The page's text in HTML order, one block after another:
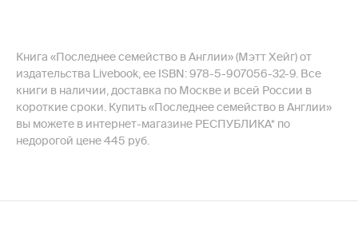
Книга «Последнее семейство в Англии» (Мэтт Хейг) от
издательства Livebook, ее ISBN: 978-5-907056-32-9. Все
книги в наличии, доставка по Москве и всей России в
короткие сроки. Купить «Последнее семейство в Англии»
вы можете в интернет-магазине РЕСПУБЛИКА* по
недорогой цене 445 руб.